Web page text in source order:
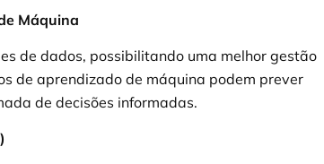
Máquina
de dados, possibilitando uma melhor gestão
de aprendizado de máquina podem prever
de decisões informadas.